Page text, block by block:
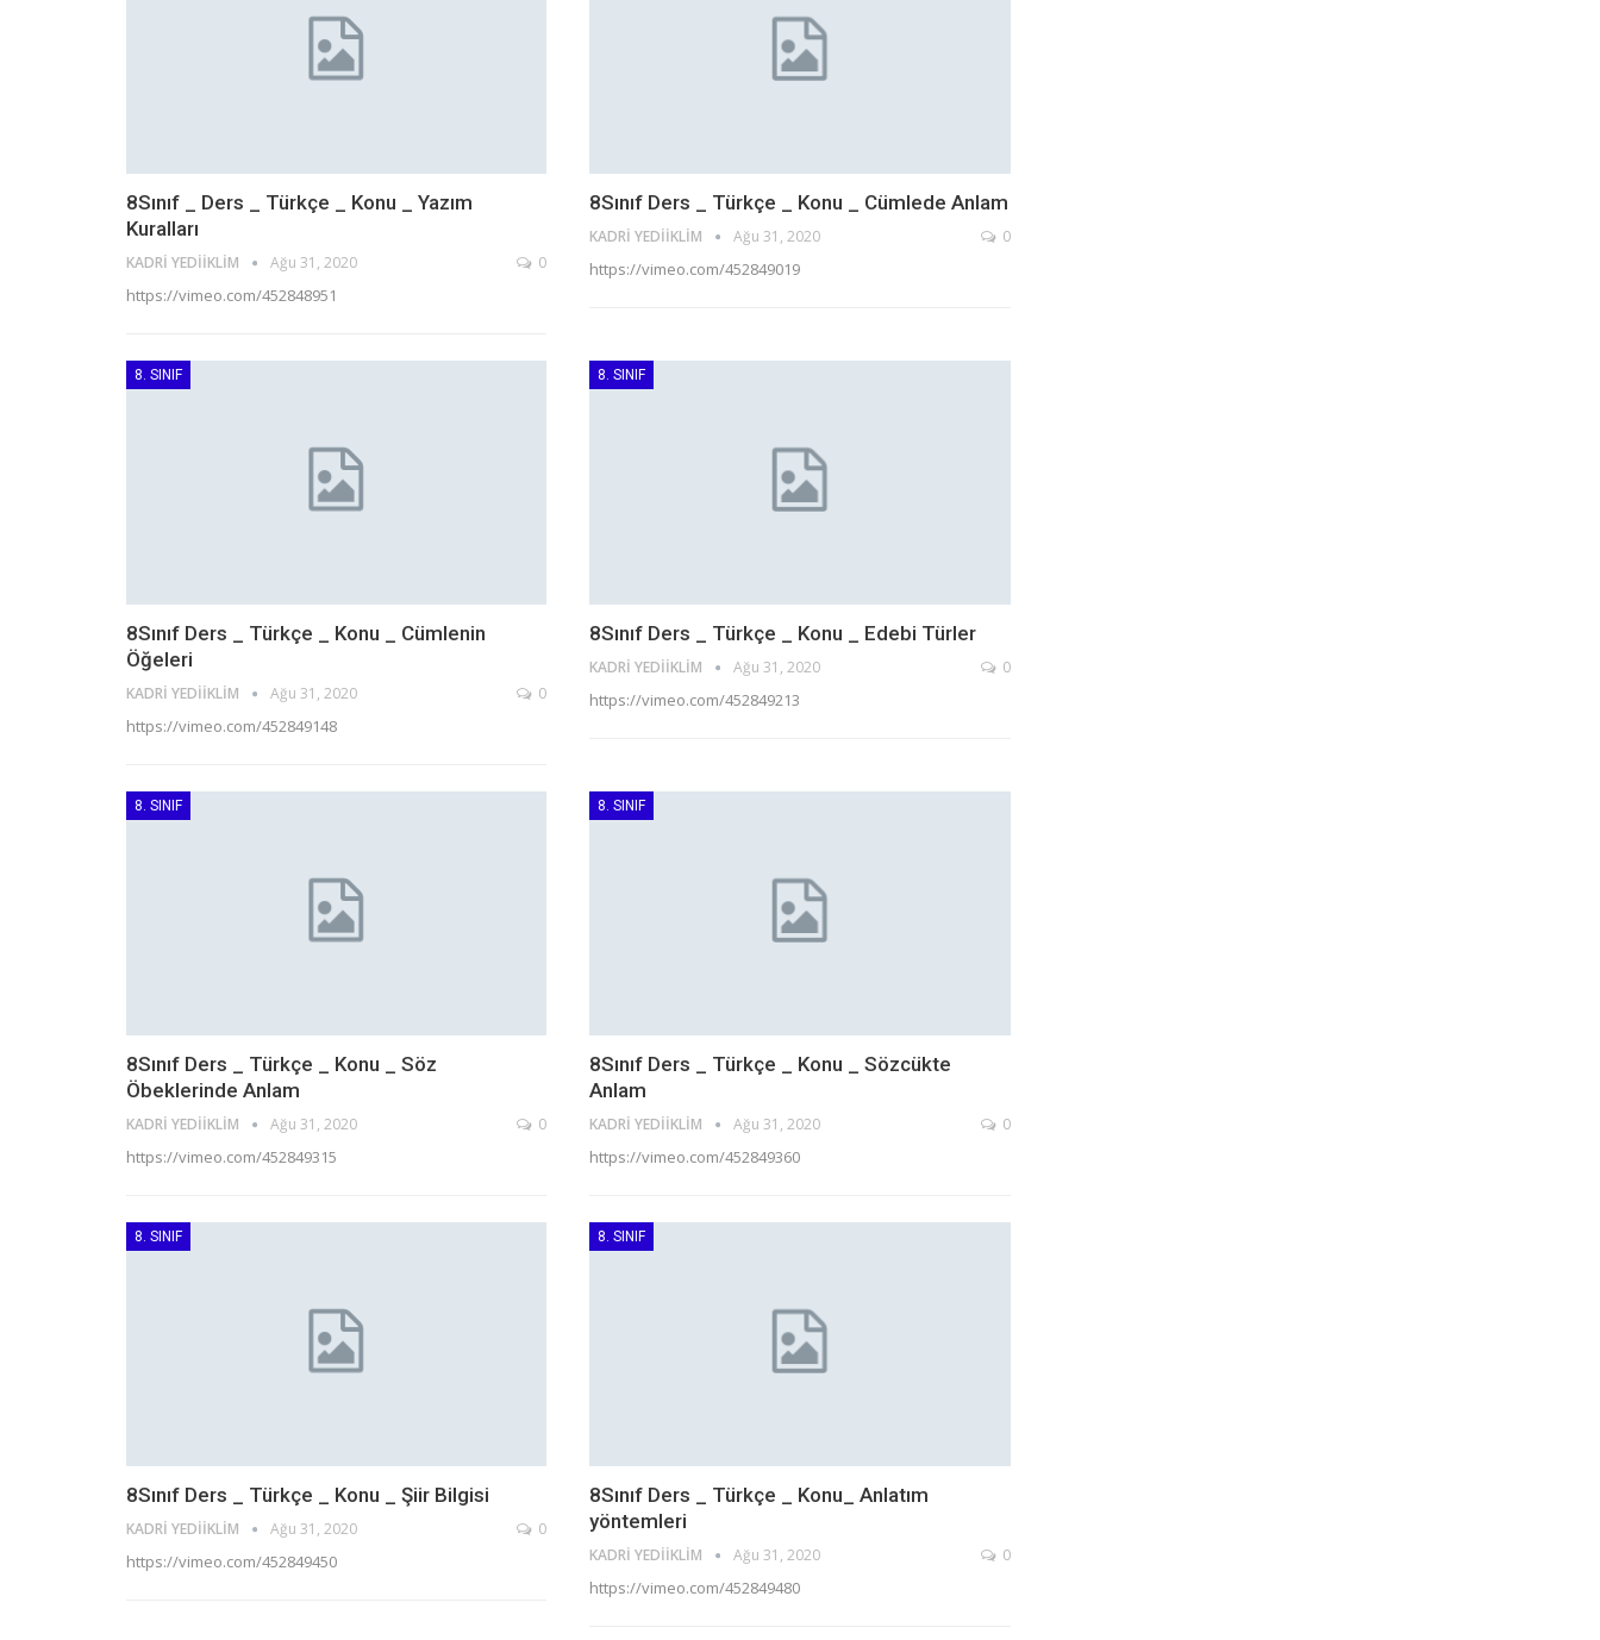
8Sınıf _ Ders _ Türkçe _ Konu _ Yazım
Kuralları
KADRI YEDIIKLIM Ağu 31, 2020 0
https://vimeo.com/452848951
8Sınıf Ders _ Türkçe _ Konu _ Cümlede Anlam
KADRI YEDIIKLIM Ağu 31, 2020 0
https://vimeo.com/452849019
8. SINIF
8Sınıf Ders _ Türkçe _ Konu _ Cümlenin
Öğeleri
KADRI YEDIIKLIM Ağu 31, 2020 0
https://vimeo.com/452849148
8. SINIF
8Sınıf Ders _ Türkçe _ Konu _ Edebi Türler
KADRI YEDIIKLIM Ağu 31, 2020 0
https://vimeo.com/452849213
8. SINIF
8Sınıf Ders _ Türkçe _ Konu _ Söz
Öbeklerinde Anlam
KADRI YEDIIKLIM Ağu 31, 2020 0
https://vimeo.com/452849315
8. SINIF
8Sınıf Ders _ Türkçe _ Konu _ Sözcükte
Anlam
KADRI YEDIIKLIM Ağu 31, 2020 0
https://vimeo.com/452849360
8. SINIF
8Sınıf Ders _ Türkçe _ Konu _ Şiir Bilgisi
KADRI YEDIIKLIM Ağu 31, 2020 0
https://vimeo.com/452849450
8. SINIF
8Sınıf Ders _ Türkçe _ Konu_ Anlatım
yöntemleri
KADRI YEDIIKLIM Ağu 31, 2020 0
https://vimeo.com/452849480